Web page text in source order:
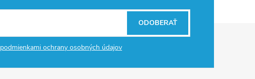
podmienkami ochrany osobných údajov
ODOBERAŤ